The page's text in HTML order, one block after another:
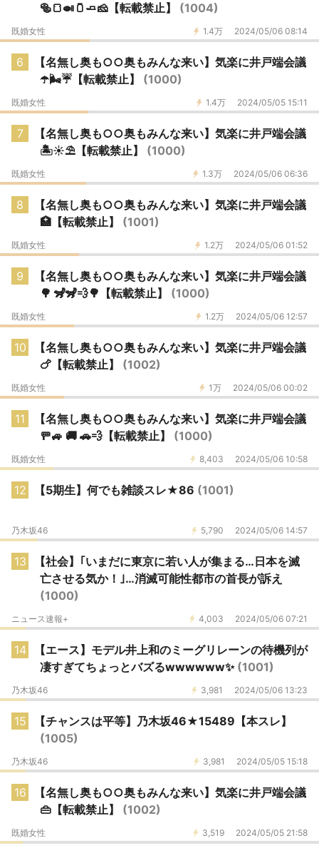
🥯🍞🍛🫙🧈🧀【転載禁止】 (1004)
1.4万 2024/05/06 08:14
既婚女性
6
【名無し奥も○○奥もみんな来い】気楽に井戸端会議
☂️🌬️☔️【転載禁止】 (1000)
1.4万 2024/05/05 15:11
既婚女性
7
【名無し奥も○○奥もみんな来い】気楽に井戸端会議
🏝️☀⛱️【転載禁止】 (1000)
1.3万 2024/05/06 06:36
既婚女性
8
【名無し奥も○○奥もみんな来い】気楽に井戸端会議
🏥【転載禁止】 (1001)
1.2万 2024/05/06 01:52
既婚女性
9
【名無し奥も○○奥もみんな来い】気楽に井戸端会議
🌳 🦨🦨💨🌳【転載禁止】 (1000)
1.2万 2024/05/06 12:57
既婚女性
10
【名無し奥も○○奥もみんな来い】気楽に井戸端会議
🍗【転載禁止】 (1002)
1万 2024/05/06 00:02
既婚女性
11
【名無し奥も○○奥もみんな来い】気楽に井戸端会議
🚥🚙 🚚 🚗💨【転載禁止】 (1000)
8,403 2024/05/06 10:58
既婚女性
12 【5期生】何でも雑談スレ★86 (1001)
5,790 2024/05/06 14:57
乃木坂46
13
【社会】｢いまだに東京に若い人が集まる…日本を滅
亡させる気か！｣…消滅可能性都市の首長が訴え
(1000)
4,003 2024/05/06 07:21
ニュース速報+
14
【エース】モデル井上和のミーグリレーンの待機列が
凄すぎてちょっとバズるwwwwww✨ (1001)
3,981 2024/05/06 13:23
乃木坂46
15
【チャンスは平等】乃木坂46★15489【本スレ】
(1005)
3,981 2024/05/05 15:18
乃木坂46
16
【名無し奥も○○奥もみんな来い】気楽に井戸端会議
👜【転載禁止】 (1002)
3,519 2024/05/05 21:58
既婚女性